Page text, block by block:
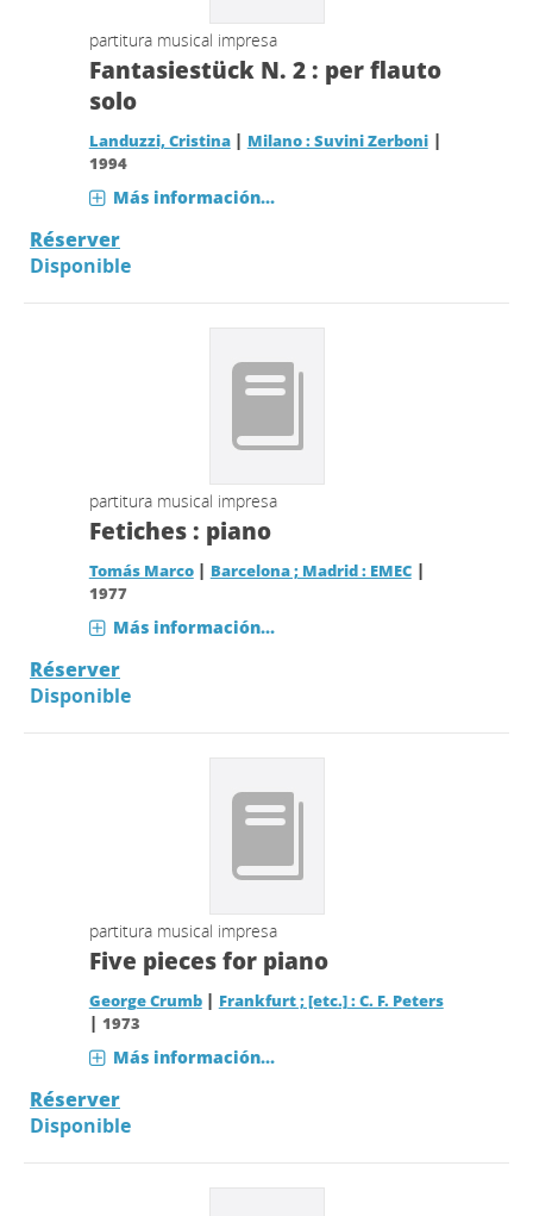
partitura musical impresa
Fantasiestück N. 2 : per flauto
solo
Landuzzi, Cristina | Milano : Suvini Zerboni|
1994
Más información...
Réserver
Disponible
partitura musical impresa
Fetiches : piano
Tomás Marco | Barcelona ; Madrid : EMEC|
1977
Más información...
Réserver
Disponible
partitura musical impresa
Five pieces for piano
George Crumb | Frankfurt ; [etc.] : C. F. Peters
| 1973
Más información...
Réserver
Disponible